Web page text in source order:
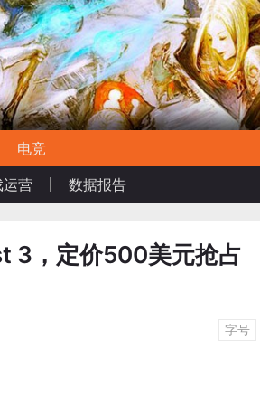
电竞
运营 数据报告
3，定价500美元抢占
字号